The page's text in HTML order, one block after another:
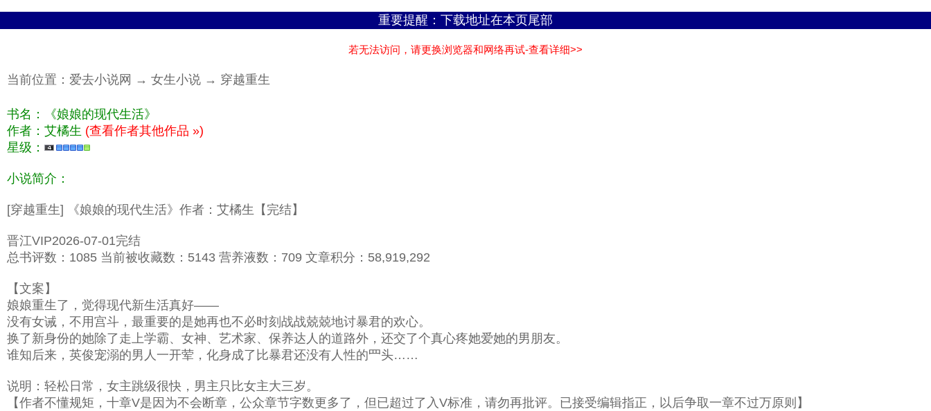
重要提醒：下载地址在本页尾部
若无法访问，请更换浏览器和网络再试-查看详细>>
当前位置： 爱去小说网 → 女生小说 → 穿越重生
书名：《娘娘的现代生活》
作者：艾橘生 (查看作者其他作品 »)
星级：
小说简介：
[穿越重生] 《娘娘的现代生活》作者：艾橘生【完结】
晋江VIP2026-07-01完结
总书评数：1085 当前被收藏数：5143 营养液数：709 文章积分：58,919,292
【文案】
娘娘重生了，觉得现代新生活真好——
没有女诫，不用宫斗，最重要的是她再也不必时刻战战兢兢地讨暴君的欢心。
换了新身份的她除了走上学霸、女神、艺术家、保养达人的道路外，还交了个真心疼她爱她的男朋友。
谁知后来，英俊宠溺的男人一开荤，化身成了比暴君还没有人性的罒头……
说明：轻松日常，女主跳级很快，男主只比女主大三岁。
【作者不懂规矩，十章V是因为不会断章，公众章节字数更多了，但已超过了入V标准，请勿再批评。已接受编辑指正，以后争取一章不过万原则】